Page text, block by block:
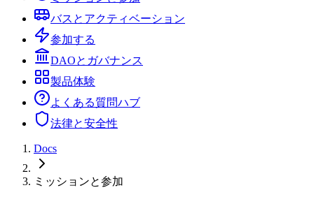
バスとアクティベーション
参加する
DAOとガバナンス
製品体験
よくある質問ハブ
法律と安全性
Docs
ミッションと参加